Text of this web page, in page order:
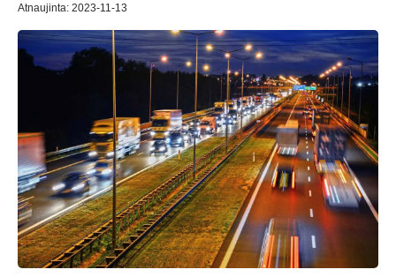
Atnaujinta: 2023-11-13